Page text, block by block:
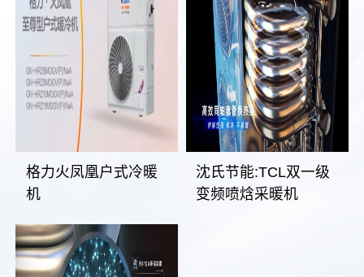
格力火凤凰户式冷暖
机
沈氏节能:TCL双一级
变频喷焓采暖机